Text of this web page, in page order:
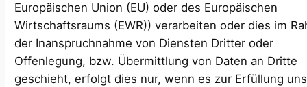
Europäischen Union (EU) oder des Europäischen
Wirtschaftsraums (EWR)) verarbeiten oder dies im
der Inanspruchnahme von Diensten Dritter oder
Offenlegung, bzw. Übermittlung von Daten an Dritte
geschieht, erfolgt dies nur, wenn es zur Erfüllung